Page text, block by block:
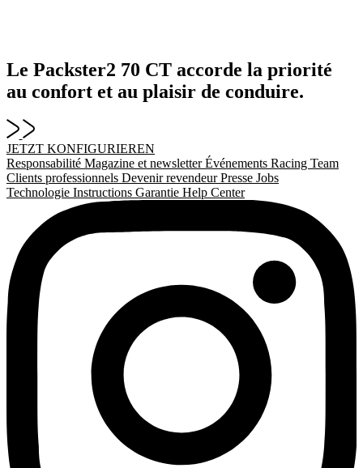
Le Packster2 70 CT accorde la priorité
au confort et au plaisir de conduire.
JETZT KONFIGURIEREN
Responsabilité Magazine et newsletterÉvénements Racing Team
Clients professionnels Devenir revendeurPresse Jobs
Technologie Instructions Garantie Help Center